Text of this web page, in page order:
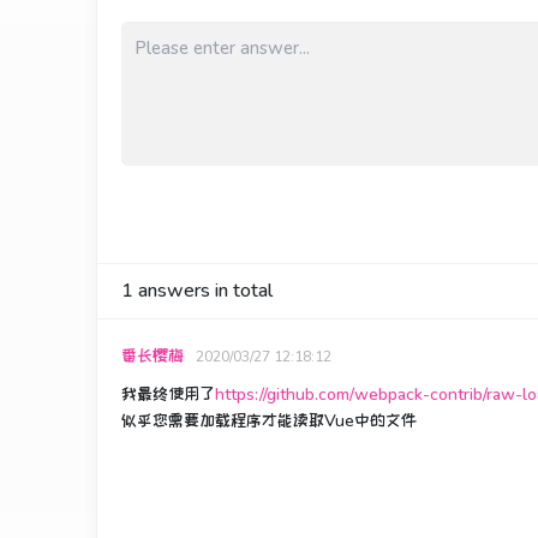
1 answers in total
番长樱梅 2020/03/27 12:18:12
我最终使用了https://github.com/webpack-contrib/raw-
似乎您需要加载程序才能读取Vue中的文件